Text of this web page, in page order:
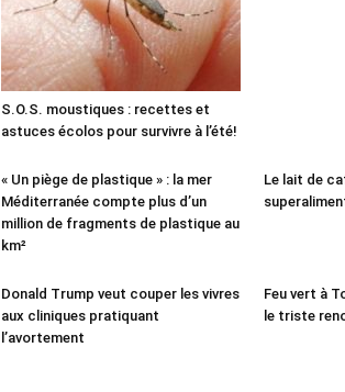
S.O.S. moustiques : recettes et
astuces écolos pour survivre à l’été!
« Un piège de plastique » : la mer
Méditerranée compte plus d’un
million de fragments de plastique au
km²
Le lait de
Donald Trump veut couper les vivres
aux cliniques pratiquant
l’avortement
Feu vert à
le triste